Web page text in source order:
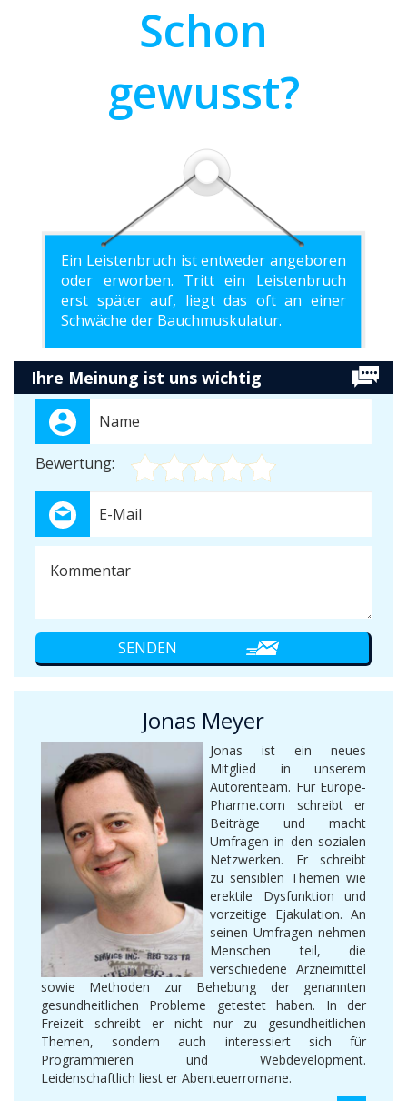
Schon
gewusst?
Ein Leistenbruch ist entweder angeboren
oder erworben. Tritt ein Leistenbruch
erst später auf, liegt das oft an einer
Schwäche der Bauchmuskulatur.
Ihre Meinung ist uns wichtig
Bewertung:
Jonas Meyer
Jonas ist ein neues
Mitglied in unserem
Autorenteam. Für Europe-
Pharme.com schreibt er
Beiträge und macht
Umfragen in den sozialen
Netzwerken. Er schreibt
zu sensiblen Themen wie
erektile Dysfunktion und
vorzeitige Ejakulation. An
seinen Umfragen nehmen
Menschen teil, die
verschiedene Arzneimittel
sowie Methoden zur Behebung der genannten
gesundheitlichen Probleme getestet haben. In der
Freizeit schreibt er nicht nur zu gesundheitlichen
Themen, sondern auch interessiert sich für
Programmieren und Webdevelopment.
Leidenschaftlich liest er Abenteuerromane.